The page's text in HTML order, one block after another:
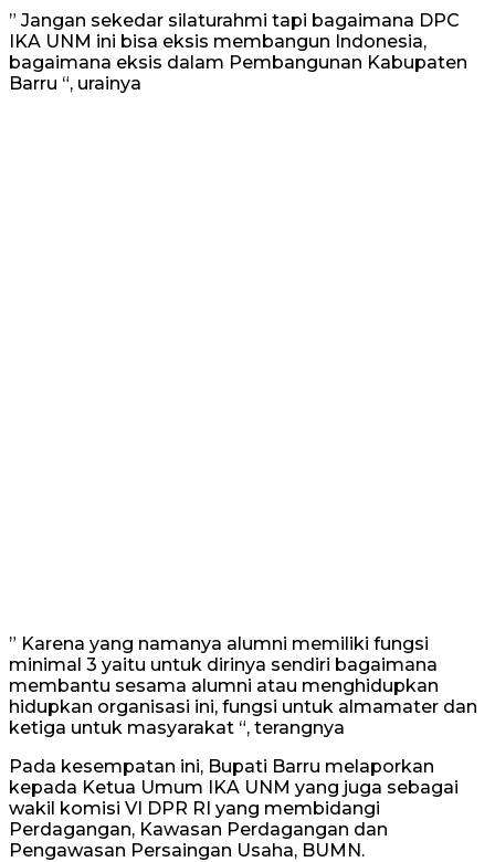
” Jangan sekedar silaturahmi tapi bagaimana DPC
IKA UNM ini bisa eksis membangun Indonesia,
bagaimana eksis dalam Pembangunan Kabupaten
Barru “, urainya
” Karena yang namanya alumni memiliki fungsi
minimal 3 yaitu untuk dirinya sendiri bagaimana
membantu sesama alumni atau menghidupkan
hidupkan organisasi ini, fungsi untuk almamater dan
ketiga untuk masyarakat “, terangnya
Pada kesempatan ini, Bupati Barru melaporkan
kepada Ketua Umum IKA UNM yang juga sebagai
wakil komisi VI DPR RI yang membidangi
Perdagangan, Kawasan Perdagangan dan
Pengawasan Persaingan Usaha, BUMN.